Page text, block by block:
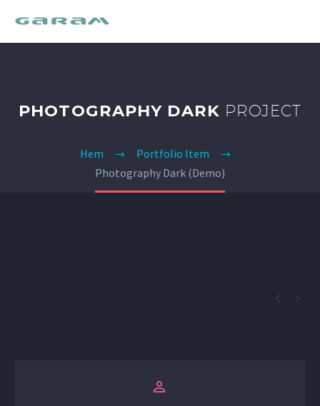
PHOTOGRAPHY DARK PROJECT
Hem
Portfolio Item
Photography Dark (Demo)
 

